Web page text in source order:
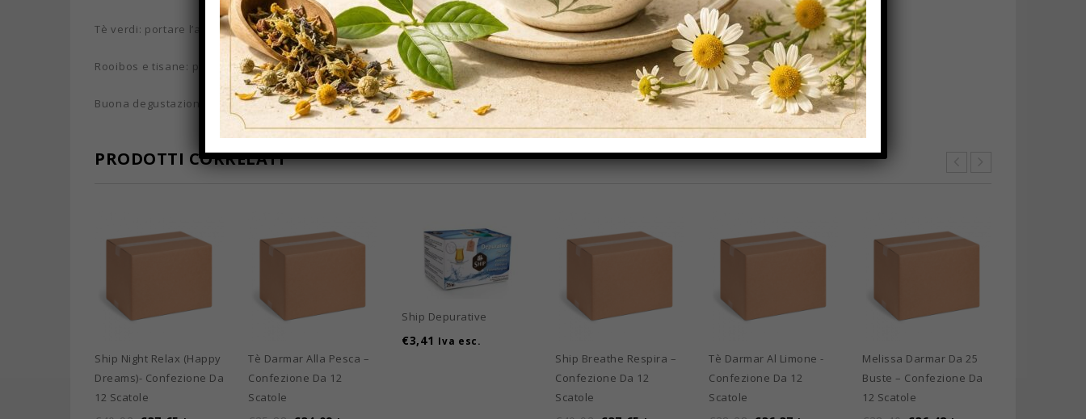
Tè verdi: portare l’acqua a circa 80 gradi e poi lasciare la bustina in infusione 2 – 3 minuti
Rooibos e tisane: portare l’acqua quasi ad ebollizione e lasciare in infusione 4 – 7 minuti
Buona degustazione!
PRODOTTI CORRELATI
Ship Night Relax (Happy
Dreams)- Confezione Da
12 Scatole
Tè Darmar Alla Pesca –
Confezione Da 12
Scatole
Ship Depurative
€3,41 Iva esc.
Ship Breathe Respira –
Confezione Da 12
Scatole
Tè Darmar Al Limone -
Confezione Da 12
Scatole
Melissa Darmar Da 25
Buste – Confezione Da
12 Scatole